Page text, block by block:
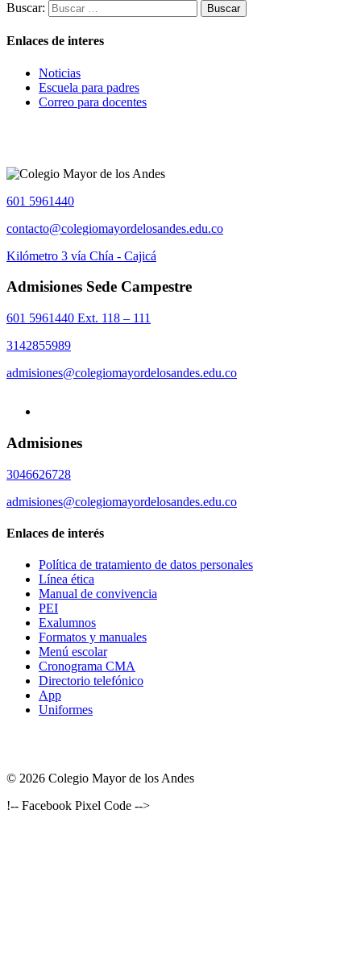
Buscar:
Enlaces de interes
Noticias
Escuela para padres
Correo para docentes
601 5961440
contacto@colegiomayordelosandes.edu.co
Kilómetro 3 vía Chía - Cajicá
Admisiones Sede Campestre
601 5961440 Ext. 118 – 111
3142855989
admisiones@colegiomayordelosandes.edu.co
Admisiones
3046626728
admisiones@colegiomayordelosandes.edu.co
Enlaces de interés
Política de tratamiento de datos personales
Línea ética
Manual de convivencia
PEI
Exalumnos
Formatos y manuales
Menú escolar
Cronograma CMA
Directorio telefónico
App
Uniformes
© 2026 Colegio Mayor de los Andes
!-- Facebook Pixel Code -->